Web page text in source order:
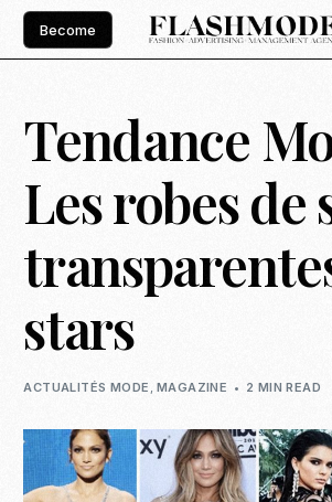
Become
Tendance
Les robes de
stars
ACTUALITÉS MODE , MAGAZINE 2 MIN READ